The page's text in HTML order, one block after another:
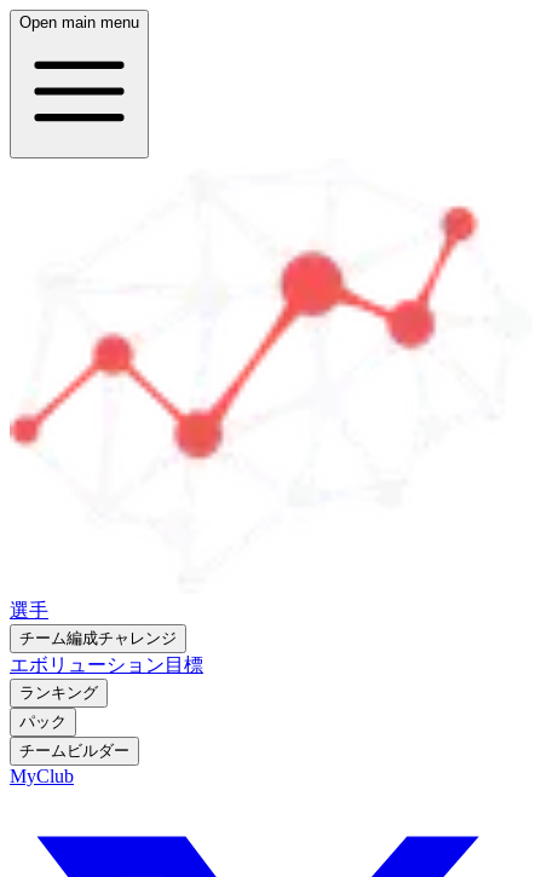
Open main menu
選手
チーム編成チャレンジ
エボリューション 目標
ランキング
パック
チームビルダー
MyClub